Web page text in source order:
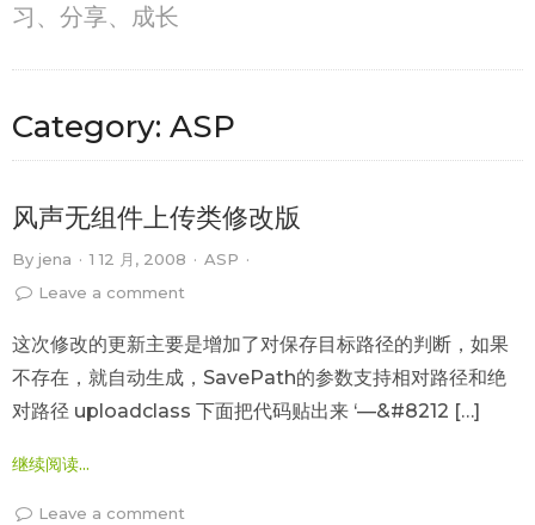
习、分享、成长
Category: ASP
风声无组件上传类修改版
By jena · 1 12 月, 2008 · ASP ·
Leave a comment
这次修改的更新主要是增加了对保存目标路径的判断，如果
不存在，就自动生成，SavePath的参数支持相对路径和绝
对路径 uploadclass 下面把代码贴出来 ‘—&#8212 […]
继续阅读...
Leave a comment